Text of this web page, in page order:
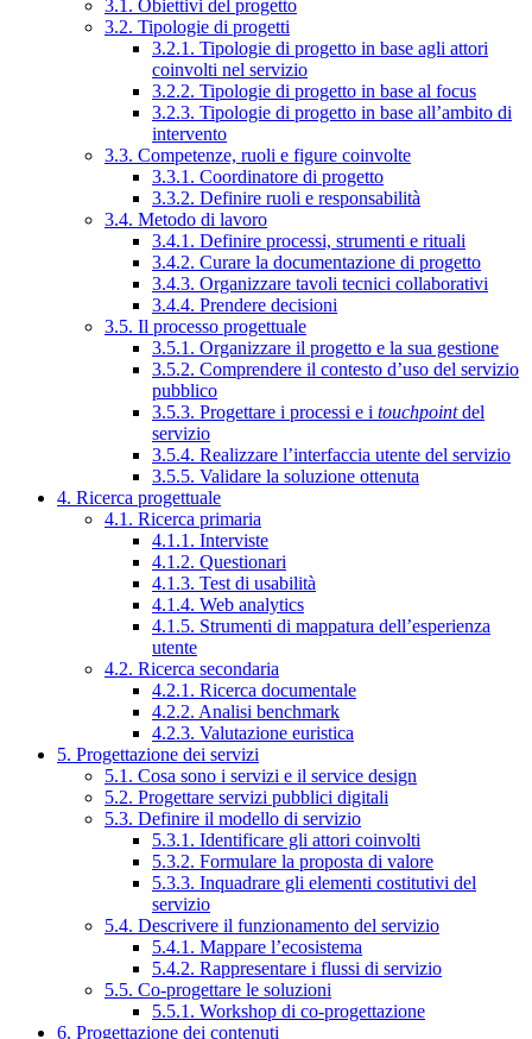
3.1. Obiettivi del progetto
3.2. Tipologie di progetti
3.2.1. Tipologie di progetto in base agli attori
coinvolti nel servizio
3.2.2. Tipologie di progetto in base al focus
3.2.3. Tipologie di progetto in base all’ambito di
intervento
3.3. Competenze, ruoli e figure coinvolte
3.3.1. Coordinatore di progetto
3.3.2. Definire ruoli e responsabilità
3.4. Metodo di lavoro
3.4.1. Definire processi, strumenti e rituali
3.4.2. Curare la documentazione di progetto
3.4.3. Organizzare tavoli tecnici collaborativi
3.4.4. Prendere decisioni
3.5. Il processo progettuale
3.5.1. Organizzare il progetto e la sua gestione
3.5.2. Comprendere il contesto d’uso del servizio
pubblico
3.5.3. Progettare i processi e i touchpointdel
servizio
3.5.4. Realizzare l’interfaccia utente del servizio
3.5.5. Validare la soluzione ottenuta
4. Ricerca progettuale
4.1. Ricerca primaria
4.1.1. Interviste
4.1.2. Questionari
4.1.3. Test di usabilità
4.1.4. Web analytics
4.1.5. Strumenti di mappatura dell’esperienza
utente
4.2. Ricerca secondaria
4.2.1. Ricerca documentale
4.2.2. Analisi benchmark
4.2.3. Valutazione euristica
5. Progettazione dei servizi
5.1. Cosa sono i servizi e il service design
5.2. Progettare servizi pubblici digitali
5.3. Definire il modello di servizio
5.3.1. Identificare gli attori coinvolti
5.3.2. Formulare la proposta di valore
5.3.3. Inquadrare gli elementi costitutivi del
servizio
5.4. Descrivere il funzionamento del servizio
5.4.1. Mappare l’ecosistema
5.4.2. Rappresentare i flussi di servizio
5.5. Co-progettare le soluzioni
5.5.1. Workshop di co-progettazione
6. Progettazione dei contenuti